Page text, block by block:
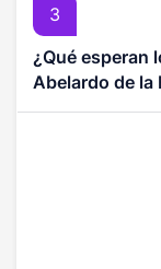
3
¿Qué esperan
Abelardo de la